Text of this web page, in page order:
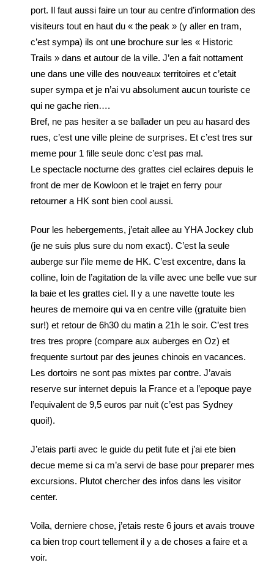
port. Il faut aussi faire un tour au centre d’information des
visiteurs tout en haut du « the peak » (y aller en tram,
c’est sympa) ils ont une brochure sur les « Historic
Trails » dans et autour de la ville. J’en a fait nottament
une dans une ville des nouveaux territoires et c’etait
super sympa et je n’ai vu absolument aucun touriste ce
qui ne gache rien….
Bref, ne pas hesiter a se ballader un peu au hasard des
rues, c’est une ville pleine de surprises. Et c’est tres sur
meme pour 1 fille seule donc c’est pas mal.
Le spectacle nocturne des grattes ciel eclaires depuis le
front de mer de Kowloon et le trajet en ferry pour
retourner a HK sont bien cool aussi.
Pour les hebergements, j’etait allee au YHA Jockey club
(je ne suis plus sure du nom exact). C’est la seule
auberge sur l’ile meme de HK. C’est excentre, dans la
colline, loin de l’agitation de la ville avec une belle vue sur
la baie et les grattes ciel. Il y a une navette toute les
heures de memoire qui va en centre ville (gratuite bien
sur!) et retour de 6h30 du matin a 21h le soir. C’est tres
tres tres propre (compare aux auberges en Oz) et
frequente surtout par des jeunes chinois en vacances.
Les dortoirs ne sont pas mixtes par contre. J’avais
reserve sur internet depuis la France et a l’epoque paye
l’equivalent de 9,5 euros par nuit (c’est pas Sydney
quoi!).
J’etais parti avec le guide du petit fute et j’ai ete bien
decue meme si ca m’a servi de base pour preparer mes
excursions. Plutot chercher des infos dans les visitor
center.
Voila, derniere chose, j’etais reste 6 jours et avais trouve
ca bien trop court tellement il y a de choses a faire et a
voir.